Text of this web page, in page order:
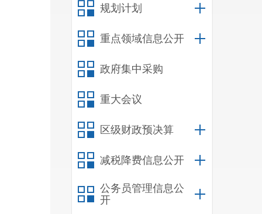
规划计划
重点领域信息公开
政府集中采购
重大会议
区级财政预决算
减税降费信息公开
公务员管理信息公
开